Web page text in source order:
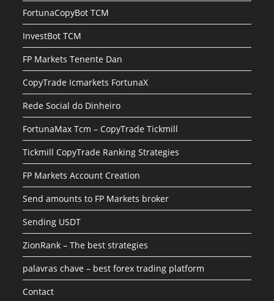
FortunaCopyBot TCM
InvestBot TCM
FP Markets Tenente Dan
CopyTrade Icmarkets FortunaX
Rede Social do Dinheiro
FortunaMax Tcm – CopyTrade Tickmill
Tickmill CopyTrade Ranking Strategies
FP Markets Account Creation
Send amounts to FP Markets broker
Sending USDT
ZionRank – The best strategies
palavras chave – best forex trading platform
Contact